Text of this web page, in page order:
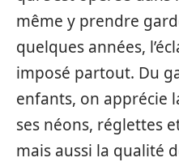
même y prendre
quelques années,
imposé partout. Du
enfants, on apprécie
ses néons, réglettes
mais aussi la qualité